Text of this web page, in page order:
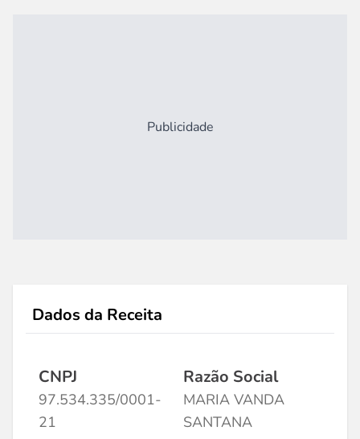
Publicidade
Dados da Receita
CNPJ
97.534.335/0001-
21
Razão Social
MARIA VANDA
SANTANA